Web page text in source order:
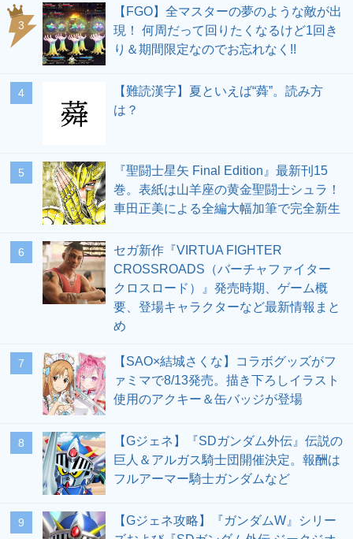
3
【FGO】全マスターの夢のような敵が出
現！ 何周だって回りたくなるけど1回き
り＆期間限定なのでお忘れなく!!
4
【難読漢字】夏といえば“蕣”。読み方
は？
5
『聖闘士星矢 Final Edition』最新刊15
巻。表紙は山羊座の黄金聖闘士シュラ！
車田正美による全編大幅加筆で完全新生
6
セガ新作『VIRTUA FIGHTER
CROSSROADS（バーチャファイター
クロスロード）』発売時期、ゲーム概
要、登場キャラクターなど最新情報まと
め
7
【SAO×結城さくな】コラボグッズがフ
ァミマで8/13発売。描き下ろしイラスト
使用のアクキー＆缶バッジが登場
8
【Gジェネ】『SDガンダム外伝』伝説の
巨人＆アルガス騎士団開催決定。報酬は
フルアーマー騎士ガンダムなど
9
【Gジェネ攻略】『ガンダムW』シリー